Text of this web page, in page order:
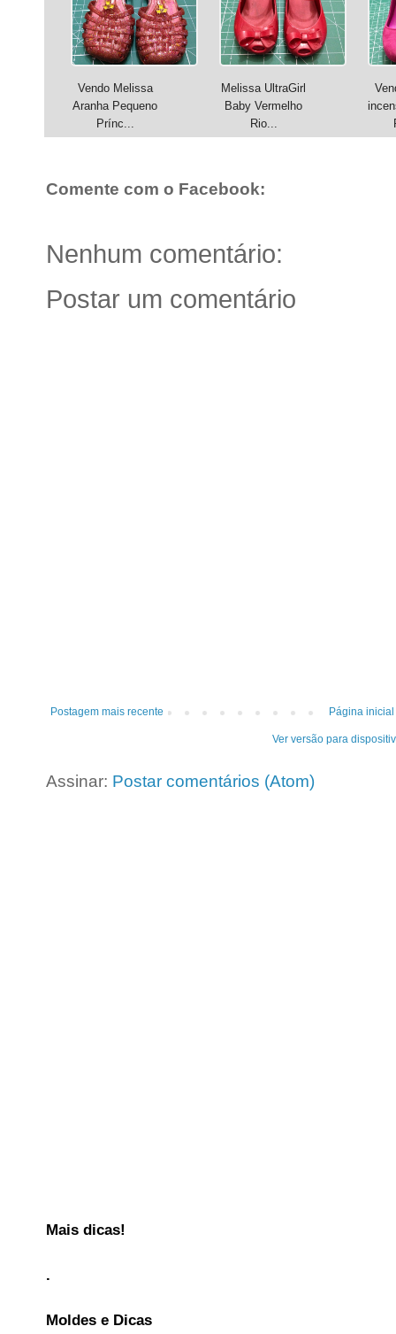
Vendo Melissa
Aranha Pequeno
Prínc...
Melissa UltraGirl
Baby Vermelho
Rio...
Comente com o Facebook:
Nenhum comentário:
Postar um comentário
Postagem mais recente Página inicial
Ver versão para
Assinar: Postar comentários (Atom)
Mais dicas!
.
Moldes e Dicas